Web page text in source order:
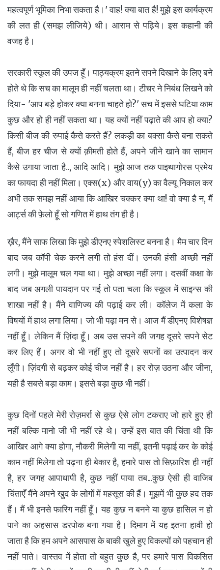
महत्वपूर्ण भूमिका निभा सकता है।' वाह! क्या बात है! मुझे इस कार्यक्रम
की लत ही (समझ लीजिये) थी। आराम से पढ़िये। इस कहानी की
वजह है।
सरकारी स्कूल की उपज हूँ। पाठ्यक्रम इतने सपने दिखाने के लिए बने
होते थे कि सच का मालूम ही नहीं चलता था। टीचर ने निबंध लिखने को
दिया- 'आप बड़े होकर क्या बनना चाहते हो?' सच में इससे घटिया काम
कुछ और हो ही नहीं सकता था। यह क्यों नहीं पढ़ाते की आप हो क्या?
किसी बीज की रुपाई कैसे करते हैं? लकड़ी का बक्सा कैसे बना सकते
हैं, बीज हर चीज से क्यों क़ीमती होते हैं, अपने जीने खाने का सामान
कैसे उगाया जाता है.., आदि आदि। मुझे आज तक पाइथागोरस प्रमेय
का फायदा ही नहीं मिला। एक्स(x) और वाय(y) का वैल्यू निकाल कर
अभी तक समझ नहीं आया कि आखिर चक्कर क्या था! वो क्या है न, मैं
आर्ट्स की फ़ेलो हूँ सो गणित में हाथ तंग ही है।
ख़ैर, मैंने साफ लिखा कि मुझे डीएनए स्पेशलिस्ट बनना है। मैम चार दिन
बाद जब कॉपी चेक करने लगी तो हंस दीं। उनकी हंसी अच्छी नहीं
लगी। मुझे मालूम चल गया था। मुझे अच्छा नहीं लगा। दसवीं कक्षा के
बाद जब अगली पायदान पर गई तो पता चला कि स्कूल में साइन्स की
शाखा नहीं है। मैंने वाणिज्य की पढ़ाई कर ली। कॉलेज में कला के
विषयों में हाथ लगा लिया। जो भी पढ़ा मन से। आज मैं डीएनए विशेषज्ञ
नहीं हूँ। लेकिन मैं ज़िंदा हूँ। अब उस सपने की जगह दूसरे सपने सेट
कर लिए हैं। अगर वो भी नहीं हुए तो दूसरे सपनों का उत्पादन कर
लूँगी। ज़िंदगी से बढ़कर कोई चीज नहीं है। हर रोज़ उठना और जीना,
यही है सबसे बड़ा काम। इससे बड़ा कुछ भी नहीं।
कुछ दिनों पहले मेरी रोज़मर्रा से कुछ ऐसे लोग टकराए जो हारे हुए ही
नहीं बल्कि मानो जी भी नहीं रहे थे। उन्हें इस बात की चिंता थी कि
आखिर आगे क्या होगा, नौकरी मिलेगी या नहीं, इतनी पढ़ाई कर के कोई
काम नहीं मिलेगा तो पढ़ना ही बेकार है, हमारे पास तो सिफ़ारिश ही नहीं
है, हर जगह आपाधापी है, कुछ नहीं पाया तब...कुछ ऐसी ही वाजिब
चिंताएँ मैंने अपने खुद के लोगों में महसूस की हैं। मुझमें भी कुछ हद तक
हैं। मैं भी इनसे फारिग नहीं हूँ। यह कुछ न बनने या कुछ हासिल न हो
पाने का अहसास डरपोक बना गया है। दिमाग में यह इतना हावी हो
जाता है कि हम अपने आसपास के बाकी खुले हुए विकल्पों को पहचान ही
नहीं पाते। वास्तव में होता तो बहुत कुछ है, पर हमारे पास विकसित